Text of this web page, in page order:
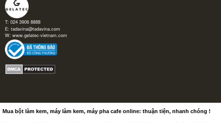
T: 024 3906 8888
E: tadavina@tadavina.com
W: www.gelatec-vietnam.com
Mua bột làm kem, máy làm kem, máy pha cafe online: thuận tiện, nhanh chóng !